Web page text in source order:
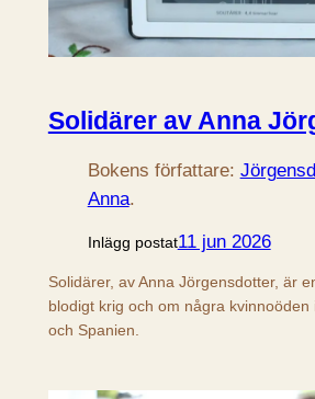
Solidärer av Anna
Bokens författare:
Anna.
Inlägg postat11 jun 2026
Solidärer, av Anna Jörgensdotter, är
blodigt krig och om några kvinnoöden
och Spanien.